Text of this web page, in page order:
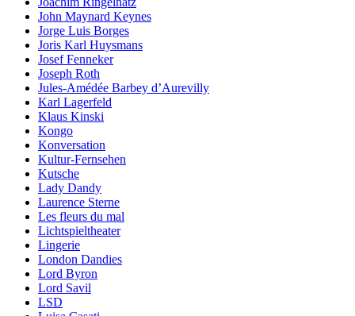
John Maynard Keynes
Jorge Luis Borges
Joris Karl Huysmans
Josef Fenneker
Joseph Roth
Jules-Amédée Barbey d’Aurevilly
Karl Lagerfeld
Klaus Kinski
Kongo
Konversation
Kultur-Fernsehen
Kutsche
Lady Dandy
Laurence Sterne
Les fleurs du mal
Lichtspieltheater
Lingerie
London Dandies
Lord Byron
Lord Savil
LSD